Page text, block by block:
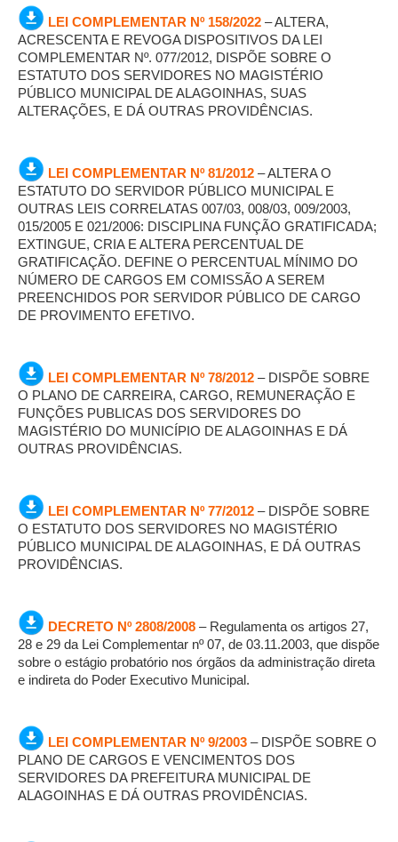
LEI COMPLEMENTAR Nº 158/2022 – ALTERA,
ACRESCENTA E REVOGA DISPOSITIVOS DA LEI
COMPLEMENTAR Nº. 077/2012, DISPÕE SOBRE O
ESTATUTO DOS SERVIDORES NO MAGISTÉRIO
PÚBLICO MUNICIPAL DE ALAGOINHAS, SUAS
ALTERAÇÕES, E DÁ OUTRAS PROVIDÊNCIAS.
LEI COMPLEMENTAR Nº 81/2012 – ALTERA O
ESTATUTO DO SERVIDOR PÚBLICO MUNICIPAL E
OUTRAS LEIS CORRELATAS 007/03, 008/03, 009/2003,
015/2005 E 021/2006: DISCIPLINA FUNÇÃO GRATIFICADA;
EXTINGUE, CRIA E ALTERA PERCENTUAL DE
GRATIFICAÇÃO. DEFINE O PERCENTUAL MÍNIMO DO
NÚMERO DE CARGOS EM COMISSÃO A SEREM
PREENCHIDOS POR SERVIDOR PÚBLICO DE CARGO
DE PROVIMENTO EFETIVO.
LEI COMPLEMENTAR Nº 78/2012 – DISPÕE SOBRE
O PLANO DE CARREIRA, CARGO, REMUNERAÇÃO E
FUNÇÕES PUBLICAS DOS SERVIDORES DO
MAGISTÉRIO DO MUNICÍPIO DE ALAGOINHAS E DÁ
OUTRAS PROVIDÊNCIAS.
LEI COMPLEMENTAR Nº 77/2012 – DISPÕE SOBRE
O ESTATUTO DOS SERVIDORES NO MAGISTÉRIO
PÚBLICO MUNICIPAL DE ALAGOINHAS, E DÁ OUTRAS
PROVIDÊNCIAS.
DECRETO Nº 2808/2008 – Regulamenta os artigos 27,
28 e 29 da Lei Complementar nº 07, de 03.11.2003, que dispõe
sobre o estágio probatório nos órgãos da administração direta
e indireta do Poder Executivo Municipal.
LEI COMPLEMENTAR Nº 9/2003 – DISPÕE SOBRE O
PLANO DE CARGOS E VENCIMENTOS DOS
SERVIDORES DA PREFEITURA MUNICIPAL DE
ALAGOINHAS E DÁ OUTRAS PROVIDÊNCIAS.